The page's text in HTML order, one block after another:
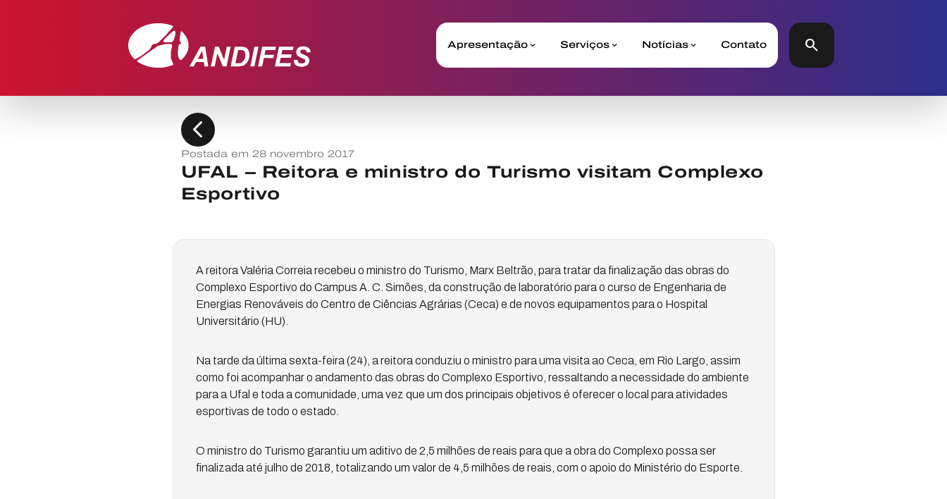
Apresentação Serviços Notícias Contato search
chevron_left
Postada em 28 novembro 2017
UFAL – Reitora e ministro do Turismo visitam Complexo
Esportivo
A reitora Valéria Correia recebeu o ministro do Turismo, Marx Beltrão, para tratar da finalização das obras do
Complexo Esportivo do Campus A. C. Simões, da construção de laboratório para o curso de Engenharia de
Energias Renováveis do Centro de Ciências Agrárias (Ceca) e de novos equipamentos para o Hospital
Universitário (HU).
Na tarde da última sexta-feira (24), a reitora conduziu o ministro para uma visita ao Ceca, em Rio Largo, assim
como foi acompanhar o andamento das obras do Complexo Esportivo, ressaltando a necessidade do ambiente
para a Ufal e toda a comunidade, uma vez que um dos principais objetivos é oferecer o local para atividades
esportivas de todo o estado.
O ministro do Turismo garantiu um aditivo de 2,5 milhões de reais para que a obra do Complexo possa ser
finalizada até julho de 2018, totalizando um valor de 4,5 milhões de reais, com o apoio do Ministério do Esporte.